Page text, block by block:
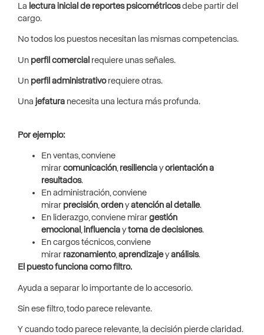
La lectura inicial de reportes psicométricosdebe partir del
cargo.
No todos los puestos necesitan las mismas competencias.
Un perfil comercial requiere unas señales.
Un perfil administrativorequiere otras.
Una jefatura necesita una lectura más profunda.
Por ejemplo:
En ventas, conviene
mirar comunicación, resiliencia yorientación a
resultados.
En administración, conviene
mirar precisión,orden yatención al detalle.
En liderazgo, conviene mirar gestión
emocional , influencia ytoma de decisiones.
En cargos técnicos, conviene
mirar razonamiento,aprendizajeyanálisis.
El puesto funciona como filtro.
Ayuda a separar lo importante de lo accesorio.
Sin ese filtro, todo parece relevante.
Y cuando todo parece relevante, la decisión pierde claridad.